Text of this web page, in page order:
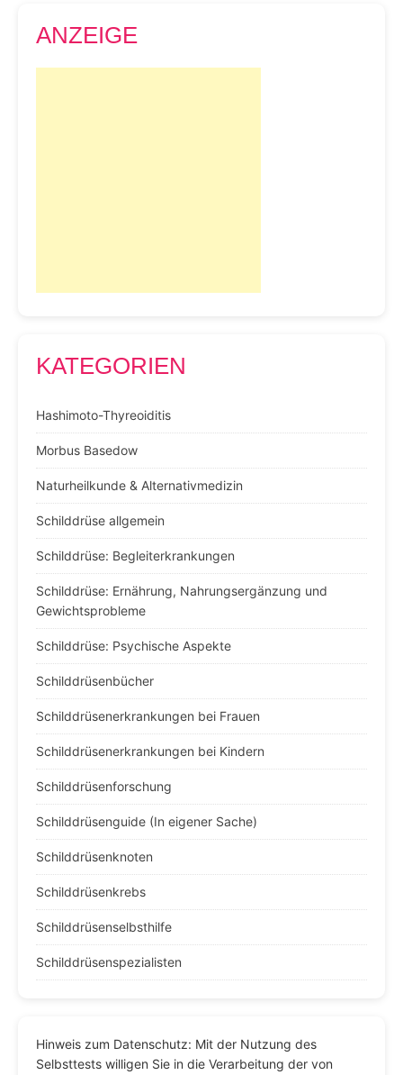
ANZEIGE
KATEGORIEN
Hashimoto-Thyreoiditis
Morbus Basedow
Naturheilkunde & Alternativmedizin
Schilddrüse allgemein
Schilddrüse: Begleiterkrankungen
Schilddrüse: Ernährung, Nahrungsergänzung und
Gewichtsprobleme
Schilddrüse: Psychische Aspekte
Schilddrüsenbücher
Schilddrüsenerkrankungen bei Frauen
Schilddrüsenerkrankungen bei Kindern
Schilddrüsenforschung
Schilddrüsenguide (In eigener Sache)
Schilddrüsenknoten
Schilddrüsenkrebs
Schilddrüsenselbsthilfe
Schilddrüsenspezialisten
Hinweis zum Datenschutz: Mit der Nutzung des
Selbsttests willigen Sie in die Verarbeitung der von